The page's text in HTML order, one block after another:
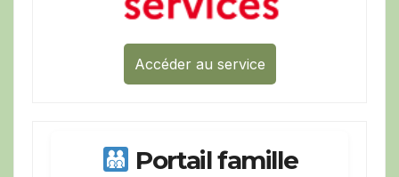
Accéder au service
Portail famille